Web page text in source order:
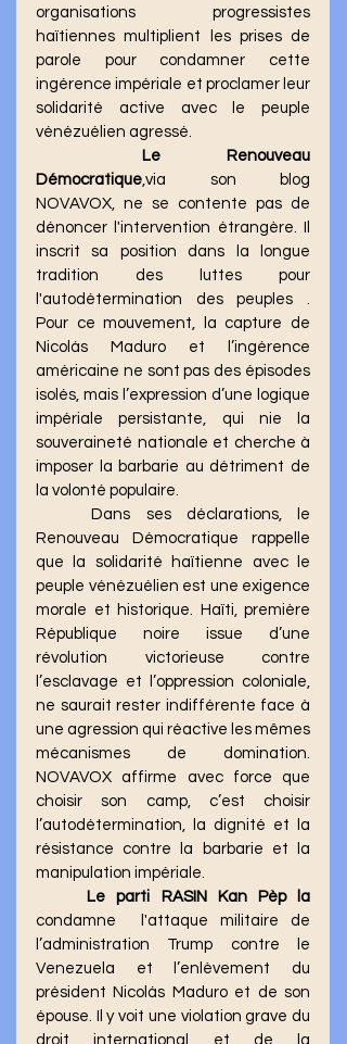
organisations progressistes
haïtiennes multiplient les prises de
parole pour condamner cette
ingérence impériale et proclamer leur
solidarité active avec le peuple
vénézuélien agressé.
Le Renouveau
Démocratique,via son blog
NOVAVOX, ne se contente pas de
dénoncer l'intervention étrangère. Il
inscrit sa position dans la longue
tradition des luttes pour
l'autodétermination des peuples .
Pour ce mouvement, la capture de
Nicolás Maduro et l’ingérence
américaine ne sont pas des épisodes
isolés, mais l’expression d’une logique
impériale persistante, qui nie la
souveraineté nationale et cherche à
imposer la barbarie au détriment de
la volonté populaire.
Renouveau Démocratique rappelle
que la solidarité haïtienne avec le
peuple vénézuélien est une exigence
morale et historique. Haïti, première
République noire issue d’une
révolution victorieuse contre
l’esclavage et l’oppression coloniale,
ne saurait rester indifférente face à
une agression qui réactive les mêmes
mécanismes de domination.
NOVAVOX affirme avec force que
choisir son camp, c’est choisir
l’autodétermination, la dignité et la
résistance contre la barbarie et la
manipulation impériale.
Le parti RASIN Kan Pèp la
condamne  l'attaque militaire de
l’administration Trump contre le
Venezuela et l’enlèvement du
président Nicolás Maduro et de son
épouse. Il y voit une violation grave du
droit international et de la